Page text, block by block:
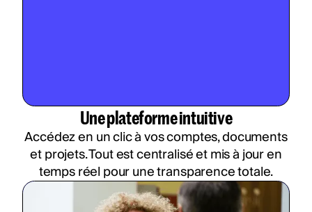
Une plateforme intuitive
Accédez en un clic à vos comptes, documents
et projets. Tout est centralisé et mis à jour en
temps réel pour une transparence totale.